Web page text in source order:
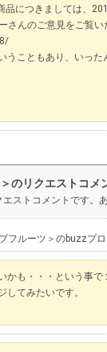
品につきましては、
さんのご意見をご覧
うこともあり、いっ
のリクエストコメ
ストコメントです
フルーツ＞のbuzzプ
かも・・・という事
してみたいです。